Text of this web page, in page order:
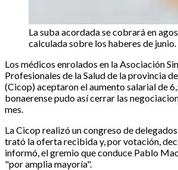
La suba acordada se cobrará en
calculada sobre los haberes de junio.
Los médicos enrolados en la Asociación
Profesionales de la Salud de la provincia
(Cicop) aceptaron el aumento salarial de
bonaerense pudo así cerrar las
mes.
La Cicop realizó un congreso de
trató la oferta recibida y, por votación,
informó, el gremio que conduce Pablo
"por amplia mayoría".